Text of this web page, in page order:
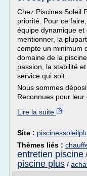
Chez Piscines Soleil
priorité. Pour ce
équipe dynamique
mentionner, la
compte un minimum
domaine de la
passion, la stabilité
service qui soit.
Nous sommes
Reconnues pour leur
Lire la suite
Site :
Thèmes liés :
entretien piscine /
piscine plus /